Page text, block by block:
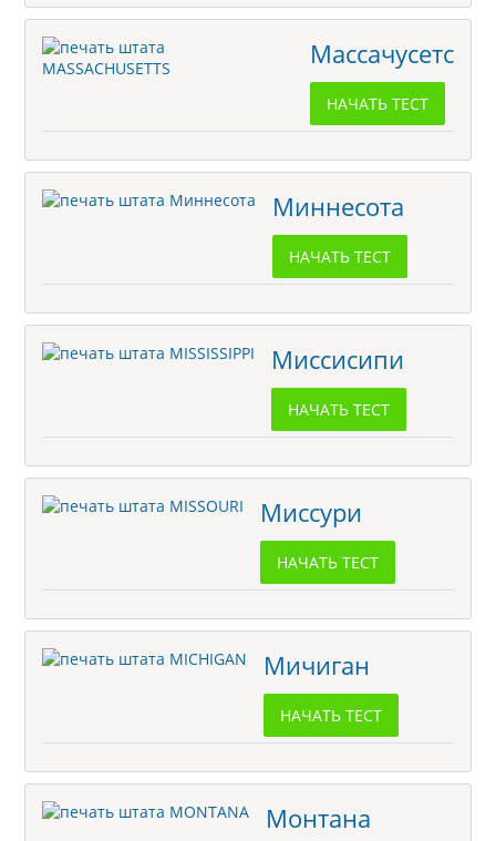
Массачусетс
НАЧАТЬ ТЕСТ
Миннесота
НАЧАТЬ ТЕСТ
Миссисипи
НАЧАТЬ ТЕСТ
Миссури
НАЧАТЬ ТЕСТ
Мичиган
НАЧАТЬ ТЕСТ
Монтана